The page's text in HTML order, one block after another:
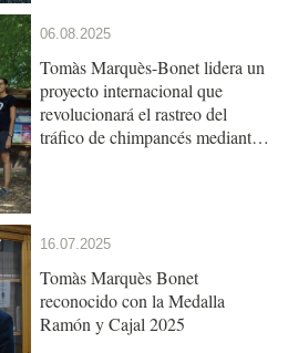
06.08.2025
Tomàs Marquès-Bonet lidera un
proyecto internacional que
revolucionará el rastreo del
tráfico de chimpancés mediante
16.07.2025
Tomàs Marquès Bonet
reconocido con la Medalla
Ramón y Cajal 2025